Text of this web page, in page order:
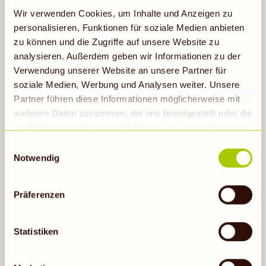
Wir verwenden Cookies, um Inhalte und Anzeigen zu
personalisieren, Funktionen für soziale Medien anbieten
zu können und die Zugriffe auf unsere Website zu
analysieren. Außerdem geben wir Informationen zu der
Verwendung unserer Website an unsere Partner für
soziale Medien, Werbung und Analysen weiter. Unsere
Partner führen diese Informationen möglicherweise mit
weiteren Daten zusammen, die uns bereitgestellt oder die
erhobenen Daten in den USA durch Google: Unsere
Informationen hierzu findest du unter Datenschutz. Indem
auf „Cookies zulassen“ geklickt bzw. statistische
1 S. 1 lit a DS-GVO eingewilligt, dass die Daten in den
Notwendig
Präferenzen
Statistiken
2,89
FREILÄNDER
Hähnchenbrustfilet